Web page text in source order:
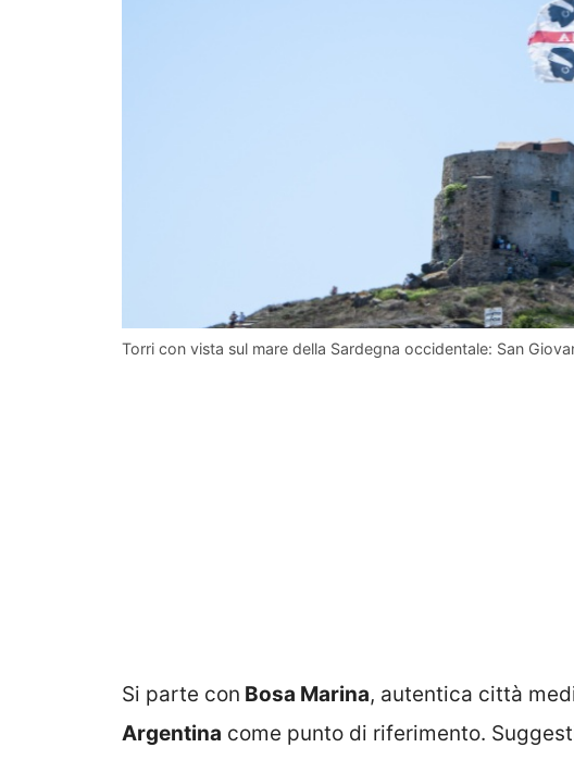
Torri con vista sul mare della Sardegna occidentale: San
Si parte con Bosa Marina, autentica città
Argentina come punto di riferimento.